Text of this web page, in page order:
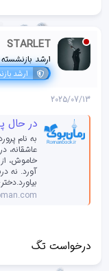
STARLET
ارشد
ارشد
2025/07/13
در حال
به نام
خاموش،
آورد. نه
درخواست تگ